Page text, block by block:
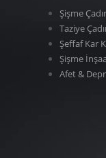
Şişme
Taziye
Şeffaf Kar
Şişme
Afet &